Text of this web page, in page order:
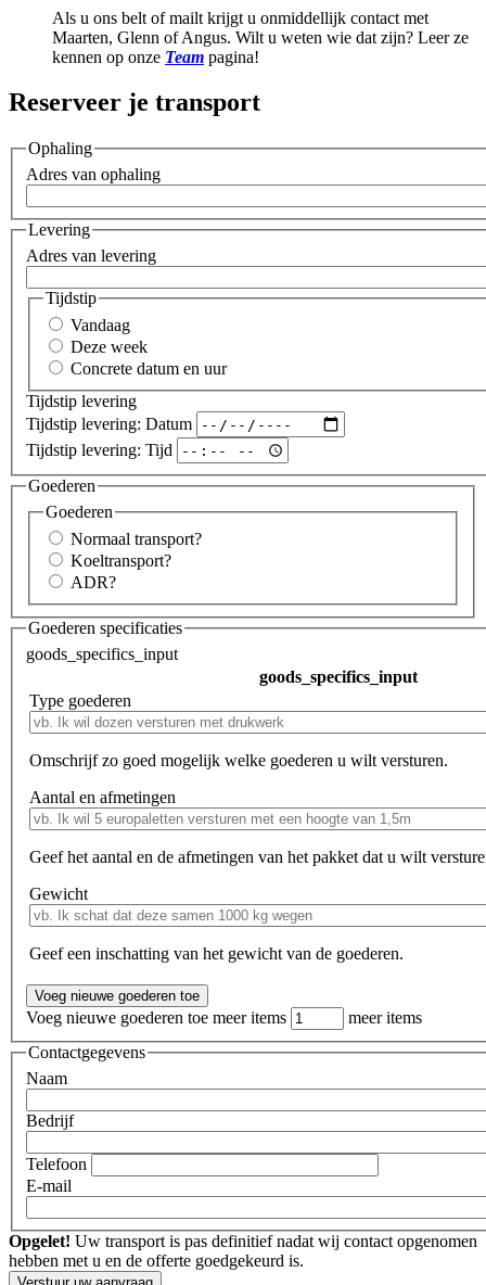
Als u ons belt of mailt krijgt u onmiddellijk contact met
Maarten, Glenn of Angus. Wilt u weten wie dat zijn? Leer ze
kennen op onze Team pagina!
Reserveer je transport
Ophaling
Adres van ophaling
Levering
Adres van levering
Tijdstip
Vandaag
Deze week
Concrete datum en uur
Tijdstip levering
Tijdstip levering: Datum
Tijdstip levering: Tijd
Goederen
Goederen
Normaal transport?
Koeltransport?
ADR?
Goederen specificaties
goods_specifics_input
goods_specifics_input
Type goederen
Omschrijf zo goed mogelijk welke goederen u wilt versturen.
Aantal en afmetingen
Geef het aantal en de afmetingen van het pakket dat u wilt
Gewicht
Geef een inschatting van het gewicht van de goederen.
Voeg nieuwe goederen toe meer items
meer items
Contactgegevens
Naam
Bedrijf
Telefoon
E-mail
Opgelet! Uw transport is pas definitief nadat wij contact opgenomen
hebben met u en de offerte goedgekeurd is.